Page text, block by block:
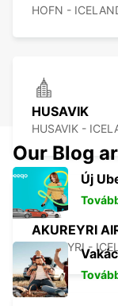
HOFN -
HUSAVIK
HUSAVIK -
AKUREYRI
AKUREYRI -
Our Blog
Új